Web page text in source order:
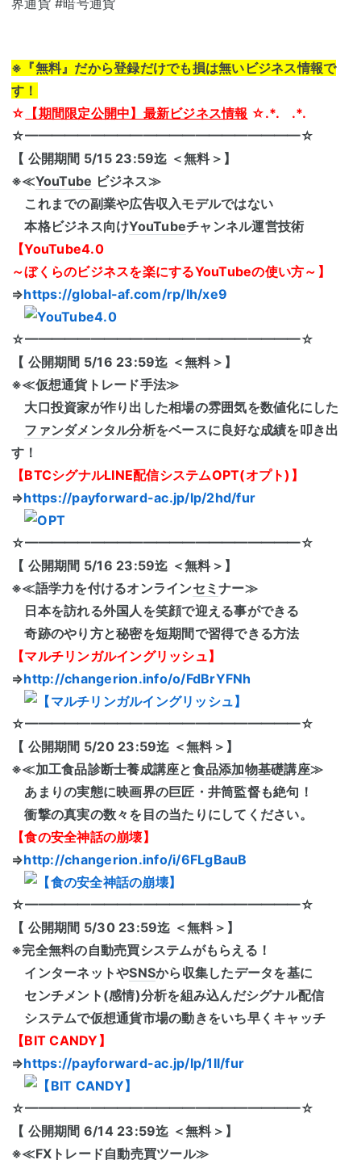
※『無料』だから登録だけでも損は無いビジネス情報で
す！
☆
【期間限定公開中】最新ビジネス情報 ☆.*. .*.
☆━━━━━━━━━━━━━━━━━━━━━☆
【 公開期間 5/15 23:59迄 ＜無料＞】
※≪YouTube ビジネス≫
これまでの副業や広告収入モデルではない
本格ビジネス向けYouTubeチャンネル運営技術
【YouTube4.0
～ぼくらのビジネスを楽にするYouTubeの使い方～】
⇒https://global-af.com/rp/lh/xe9
☆━━━━━━━━━━━━━━━━━━━━━☆
【 公開期間 5/16 23:59迄 ＜無料＞】
※≪仮想通貨トレード手法≫
大口投資家が作り出した相場の雰囲気を数値化にした
ファンダメンタル分析をベースに良好な成績を叩き出
す！
【BTCシグナルLINE配信システムOPT(オプト)】
⇒https://payforward-ac.jp/lp/2hd/fur
☆━━━━━━━━━━━━━━━━━━━━━☆
【 公開期間 5/16 23:59迄 ＜無料＞】
※≪語学力を付けるオンラインセミ ナー≫
日本を訪れる外国人を笑顔で迎える事ができる
奇跡のやり方と秘密を短期間で習得できる方法
【マルチリンガルイングリッシュ】
⇒http://changerion.info/o/FdBrYFNh
☆━━━━━━━━━━━━━━━━━━━━━☆
【 公開期間 5/20 23:59迄 ＜無料＞】
※≪加工食品診断士養成講座と食品添加物基礎講座≫
あまりの実態に映画界の巨匠・井筒監督も絶句！
衝撃の真実の数々を目の当たりにしてください。
【食の安全神話の崩壊】
⇒http://changerion.info/i/6FLgBauB
☆━━━━━━━━━━━━━━━━━━━━━☆
【 公開期間 5/30 23:59迄 ＜無料＞】
※完全無料の自動売買システムがもらえる！
インターネットやSNSから収集したデータを基に
センチメント(感情)分析を組み込んだシグナル配信
システムで仮想通貨市場の動きをいち早くキャッチ
【BIT CANDY】
⇒https://payforward-ac.jp/lp/1ll/fur
☆━━━━━━━━━━━━━━━━━━━━━☆
【 公開期間 6/14 23:59迄 ＜無料＞】
※≪FXトレード自動売買ツール≫